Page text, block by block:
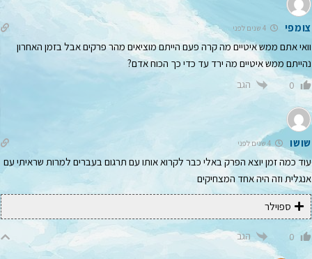
צומפי 4 שנים לפני
וואי אתם ממש איטיים מה קרה פעם הייתם מוציאים מהר פרקים אבל בזמן האחרון
נהייתם ממש איטיים מה ירד עד כדי כך הכוח אדם?
0 הגב
שושו
עוד כמה זמן יוצא הפרק באלי כבר לקרוא אותו עם תרגום בעברים למרות שראיתי עם
אנגלית וזה היה אחד המצחיקים
ספוילר
0 הגב